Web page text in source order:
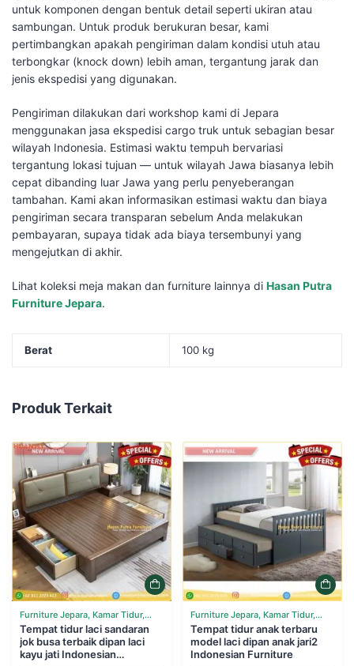
untuk komponen dengan bentuk detail seperti ukiran atau
sambungan. Untuk produk berukuran besar, kami
pertimbangkan apakah pengiriman dalam kondisi utuh atau
terbongkar (knock down) lebih aman, tergantung jarak dan
jenis ekspedisi yang digunakan.
Pengiriman dilakukan dari workshop kami di Jepara
menggunakan jasa ekspedisi cargo truk untuk sebagian besar
wilayah Indonesia. Estimasi waktu tempuh bervariasi
tergantung lokasi tujuan — untuk wilayah Jawa biasanya lebih
cepat dibanding luar Jawa yang perlu penyeberangan
tambahan. Kami akan informasikan estimasi waktu dan biaya
pengiriman secara transparan sebelum Anda melakukan
pembayaran, supaya tidak ada biaya tersembunyi yang
mengejutkan di akhir.
Lihat koleksi meja makan dan furniture lainnya di Hasan Putra
Furniture Jepara.
Berat 100 kg
Produk Terkait
Furniture Jepara, Kamar Tidur,
Tempat Tidur
Tempat tidur laci sandaran
jok busa terbaik dipan laci
kayu jati Indonesian
Furniture Jepara, Kamar Tidur,
Tempat Tidur
Tempat tidur anak terbaru
model laci dipan anak jari2
Indonesian Furniture